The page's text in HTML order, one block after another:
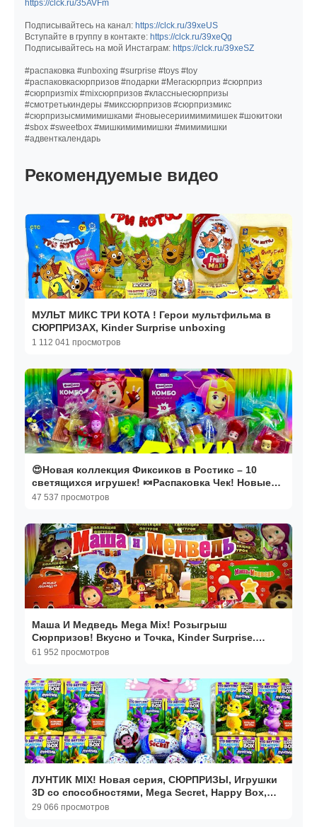
https://clck.ru/35AVFm
Подписывайтесь на канал: https://clck.ru/39xeUS
Вступайте в группу в контакте: https://clck.ru/39xeQg
Подписывайтесь на мой Инстаграм: https://clck.ru/39xeSZ
#распаковка #unboxing #surprise #toys #toy
#распаковкасюрпризов #подарки #Мегасюрприз #сюрприз
#сюрпризmix #mixсюрпризов #классныесюрпризы
#смотретькиндеры #микссюрпризов #сюрпризмикс
#сюрпризысмимимишками #новыесериимимимишек #шокитоки
#sbox #sweetbox #мишкимимимишки #мимимишки
#адвенткалендарь
Рекомендуемые видео
МУЛЬТ МИКС ТРИ КОТА ! Герои мультфильма в
СЮРПРИЗАХ, Kinder Surprise unboxing
1 112 041 просмотров
😍Новая коллекция Фиксиков в Ростикс – 10
светящихся игрушек! 🍬Распаковка Чек! Новые
серии! 🤗
47 537 просмотров
Маша И Медведь Mega Mix! Розыгрыш
Сюрпризов! Вкусно и Точка, Kinder Surprise.
Мультик Новые серии
61 952 просмотров
ЛУНТИК MIX! Новая серия, СЮРПРИЗЫ, Игрушки
3D со способностями, Mega Secret, Happy Box,
unboxing
29 066 просмотров